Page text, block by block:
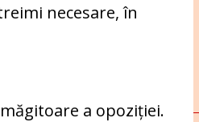
necesare, în
a opoziției.